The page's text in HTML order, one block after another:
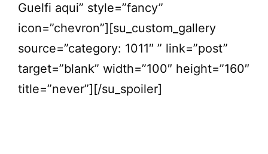
Guelfi aqui” style=”fancy”
icon=”chevron”][su_custom_gallery
source=”category: 1011″ ” link=”post”
target=”blank” width=”100″ height=”160″
title=”never”][/su_spoiler]